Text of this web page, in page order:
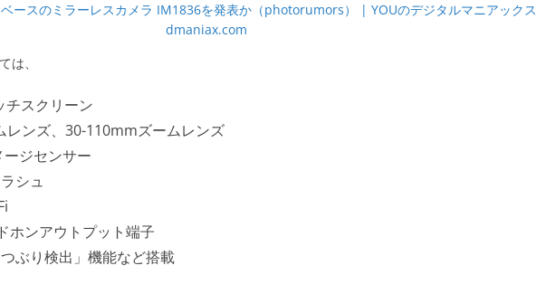
ースのミラーレスカメラ IM1836を発表か（photorumors） | YOUのデジタルマニアックス
dmaniax.com
は、
スクリーン
レンズ、30-110mmズームレンズ
ジセンサー
シュ
ホンアウトプット端子
ぶり検出」機能など搭載